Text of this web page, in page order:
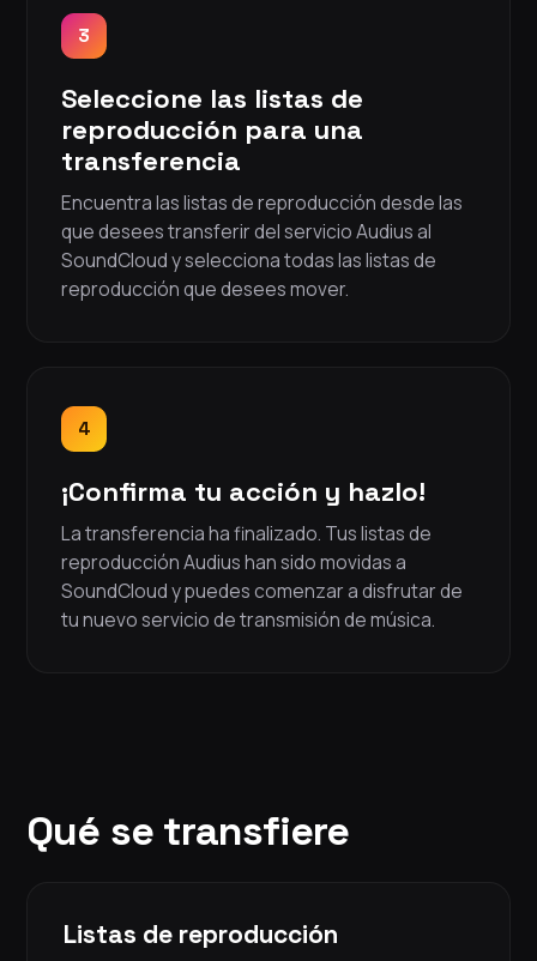
3
Seleccione las listas de
reproducción para una
transferencia
Encuentra las listas de reproducción desde las
que desees transferir del servicio Audius al
SoundCloud y selecciona todas las listas de
reproducción que desees mover.
4
¡Confirma tu acción y hazlo!
La transferencia ha finalizado. Tus listas de
reproducción Audius han sido movidas a
SoundCloud y puedes comenzar a disfrutar de
tu nuevo servicio de transmisión de música.
Qué se transfiere
Listas de reproducción